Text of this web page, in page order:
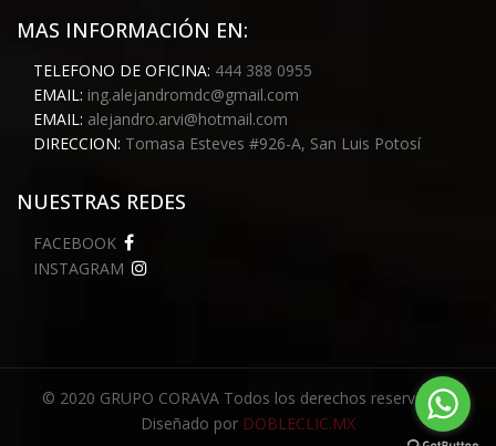
MAS INFORMACIÓN EN:
TELEFONO DE OFICINA: 444 388 0955
EMAIL: ing.alejandromdc@gmail.com
EMAIL: alejandro.arvi@hotmail.com
DIRECCION: Tomasa Esteves #926-A, San Luis Potosí
NUESTRAS REDES
FACEBOOK
INSTAGRAM
© 2020 GRUPO CORAVA Todos los derechos reservados.
Diseñado por DOBLECLIC.MX